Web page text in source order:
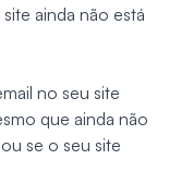
ainda não está
no seu site
que ainda não
se o seu site